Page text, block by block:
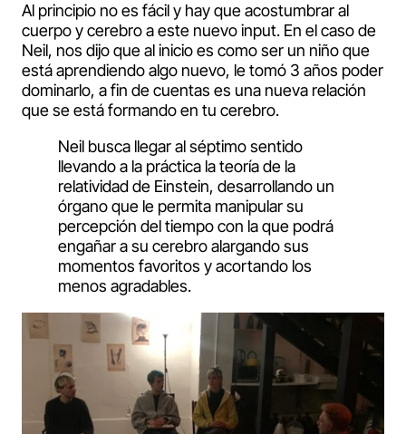
Al principio no es fácil y hay que acostumbrar al
cuerpo y cerebro a este nuevo input. En el caso de
Neil, nos dijo que al inicio es como ser un niño que
está aprendiendo algo nuevo, le tomó 3 años poder
dominarlo, a fin de cuentas es una nueva relación
que se está formando en tu cerebro.
Neil busca llegar al séptimo sentido
llevando a la práctica la teoría de la
relatividad de Einstein, desarrollando un
órgano que le permita manipular su
percepción del tiempo con la que podrá
engañar a su cerebro alargando sus
momentos favoritos y acortando los
menos agradables.